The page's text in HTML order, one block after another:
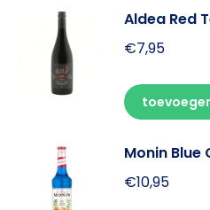
Aldea Red
€7,95
Monin
€10,95